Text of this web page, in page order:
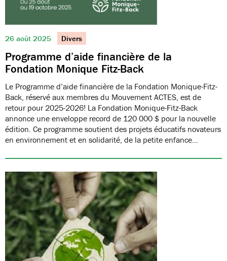
26 août 2025 Divers
Programme d’aide financière de la
Fondation Monique Fitz-Back
Le Programme d’aide financière de la Fondation Monique-Fitz-
Back, réservé aux membres du Mouvement ACTES, est de
retour pour 2025-2026! La Fondation Monique-Fitz-Back
annonce une enveloppe record de 120 000 $ pour la nouvelle
édition. Ce programme soutient des projets éducatifs novateurs
en environnement et en solidarité, de la petite enfance…